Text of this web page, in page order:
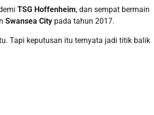
TSG Hoffenheim, dan sempat bermain
Swansea City pada tahun 2017.
Tapi keputusan itu ternyata jadi titik balik